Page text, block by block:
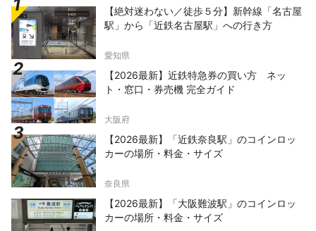
【絶対迷わない／徒歩５分】新幹線「名古屋
駅」から「近鉄名古屋駅」への行き方
愛知県
【2026最新】近鉄特急券の買い方 ネッ
ト・窓口・券売機 完全ガイド
大阪府
【2026最新】「近鉄奈良駅」のコインロッ
カーの場所・料金・サイズ
奈良県
【2026最新】「大阪難波駅」のコインロッ
カーの場所・料金・サイズ